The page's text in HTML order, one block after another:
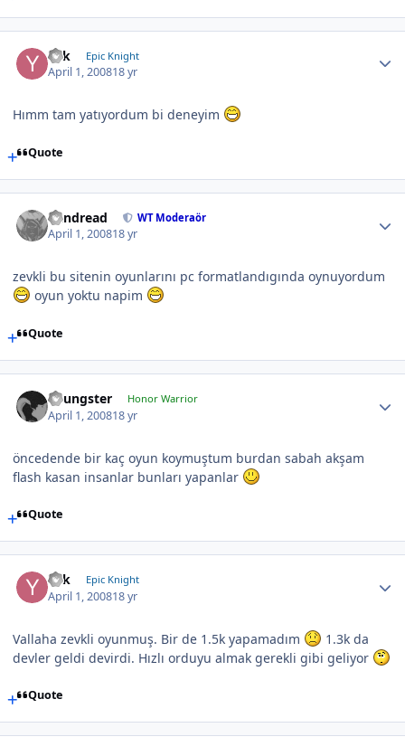
Yek Epic Knight
April 1, 200818 yr
Hımm tam yatıyordum bi deneyim
Quote
Vandread WT Moderaör
April 1, 200818 yr
zevkli bu sitenin oyunlarını pc formatlandıgında oynuyordum
oyun yoktu napim
Quote
Youngster Honor Warrior
April 1, 200818 yr
öncedende bir kaç oyun koymuştum burdan sabah akşam
flash kasan insanlar bunları yapanlar
Quote
Yek Epic Knight
April 1, 200818 yr
Vallaha zevkli oyunmuş. Bir de 1.5k yapamadım
1.3k da
devler geldi devirdi. Hızlı orduyu almak gerekli gibi geliyor
Quote